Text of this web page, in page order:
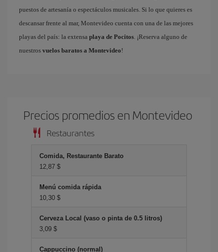
puestos de artesanía o espectáculos musicales. Si lo que quieres es
descansar frente al mar, Montevideo cuenta con una de las mejores
playas del país: la extensa playa de Pocitos. ¡Reserva alguno de
nuestros vuelos baratos a Montevideo!
Precios promedios en Montevideo
Restaurantes
Comida, Restaurante Barato
12,87 $
Menú comida rápida
10,30 $
Cerveza Local (vaso o pinta de 0.5 litros)
3,09 $
Cappuccino (normal)